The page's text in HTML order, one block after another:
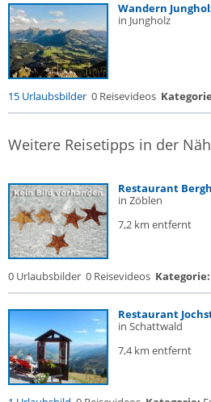
Wandern
in Jungholz
15 Urlaubsbilder 0 Reisevideos
Weitere Reisetipps in der
Restaurant
in Zöblen
7,2 km entfernt
0 Urlaubsbilder 0 Reisevideos Kategorie:
Restaurant
in Schattwald
7,4 km entfernt